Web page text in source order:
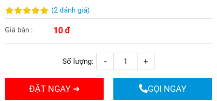
(2 đánh giá)
Giá bán : 10 đ
Số lượng: - +
ĐẶT NGAY ➜ GỌI NGAY